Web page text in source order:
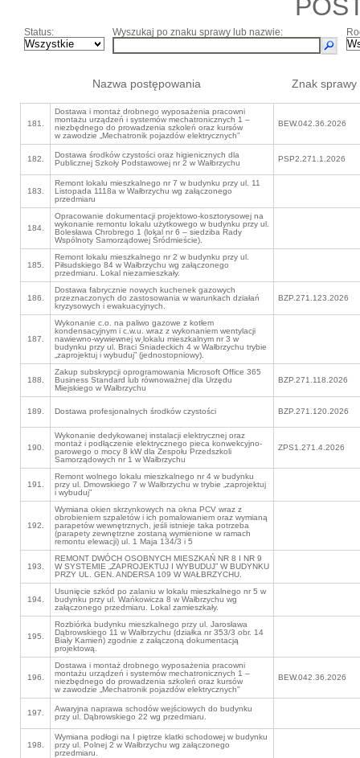
Status: Wyszukaj po znaku sprawy lub nazwie:
Nazwa postępowania Znak sprawy
181.
Dostawa i montaż drobnego wyposażenia pracowni
montażu urządzeń i systemów mechatronicznych 1 –
niezbędnego do prowadzenia szkoleń oraz kursów
w zawodzie „Mechatronik pojazdów elektrycznych”
BEW.042.36.2026
182.
Dostawa środków czystości oraz higienicznych dla
Publicznej Szkoły Podstawowej nr 2 w Wałbrzychu
PSP2.271.1.2026
183.
Remont lokalu mieszkalnego nr 7 w budynku przy ul. 11
Listopada 1118a w Wałbrzychu wg załączonego
przedmiaru
184.
Opracowanie dokumentacji projektowo-kosztorysowej na
wykonanie remontu lokalu użytkowego w budynku przy ul.
Bolesława Chrobrego 1 (lokal nr 6 – siedziba Rady
Wspólnoty Samorządowej Śródmieście).
185.
Remont lokalu mieszkalnego nr 2 w budynku przy ul.
Piłsudskiego 84 w Wałbrzychu wg załączonego
przedmiaru. Lokal niezamieszkały.
186.
Dostawa fabrycznie nowych kuchenek gazowych
przeznaczonych do zastosowania w warunkach działań
kryzysowych i ewakuacyjnych.
BZP.271.123.2026
187.
Wykonanie c.o. na paliwo gazowe z kotłem
kondensacyjnym i c.w.u. wraz z wykonaniem wentylacji
nawiewno-wywiewnej w lokalu mieszkalnym nr 3 w
budynku przy ul. Braci Śniadeckich 4 w Wałbrzychu trybie
„zaprojektuj i wybuduj” (jednostopniowy).
188.
Zakup subskrypcji oprogramowania Microsoft Office 365
Business Standard lub równoważnej dla Urzędu
Miejskiego w Wałbrzychu
BZP.271.118.2026
189. Dostawa profesjonalnych środków czystości BZP.271.120.2026
190.
Wykonanie dedykowanej instalacji elektrycznej oraz
montaż i podłączenie elektrycznego pieca konwekcyjno-
parowego o mocy 8 kW dla Zespołu Przedszkoli
Samorządowych nr 1 w Wałbrzychu
ZPS1.271.4.2026
191.
Remont wolnego lokalu mieszkalnego nr 4 w budynku
przy ul. Dmowskiego 7 w Wałbrzychu w trybie „zaprojektuj
i wybuduj”
192.
Wymiana okien skrzynkowych na okna PCV wraz z
obrobieniem szpaletów i ich pomalowaniem oraz wymianą
parapetów wewnętrznych, jeśli istnieje taka potrzeba
(parapety zewnętrzne zostaną wymienione w ramach
remontu elewacji) ul. 1 Maja 134/3 i 5
193.
REMONT DWÓCH OSOBNYCH MIESZKAŃ NR 8 I NR 9
W SYSTEMIE „ZAPROJEKTUJ I WYBUDUJ” W BUDYNKU
PRZY UL. GEN. ANDERSA 109 W WAŁBRZYCHU.
194.
Usunięcie szkód po zalaniu w lokalu mieszkalnego nr 5 w
budynku przy ul. Wańkowicza 8 w Wałbrzychu wg
załączonego przedmiaru. Lokal zamieszkały.
195.
Rozbiórka budynku mieszkalnego przy ul. Jarosława
Dąbrowskiego 11 w Wałbrzychu (działka nr 353/3 obr. 14
Biały Kamień) zgodnie z załączoną dokumentacją
projektową.
196.
Dostawa i montaż drobnego wyposażenia pracowni
montażu urządzeń i systemów mechatronicznych 1 –
niezbędnego do prowadzenia szkoleń oraz kursów
w zawodzie „Mechatronik pojazdów elektrycznych”
BEW.042.36.2026
197.
Awaryjna naprawa schodów wejściowych do budynku
przy ul. Dąbrowskiego 22 wg przedmiaru.
198.
Wymiana podłogi na I piętrze klatki schodowej w budynku
przy ul. Polnej 2 w Wałbrzychu wg załączonego
przedmiaru.